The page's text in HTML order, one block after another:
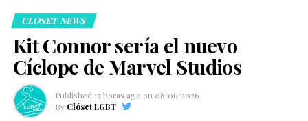
CLOSET NEWS
Kit Connor sería el nuevo
Cíclope de Marvel Studios
Published 15 horas ago on 08/06/2026
By Clóset LGBT